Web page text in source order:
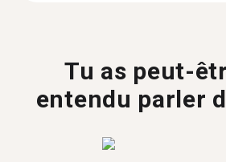
Tu as peut-
entendu parler